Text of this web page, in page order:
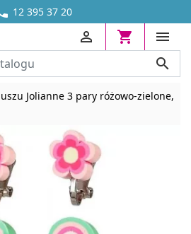
12 395 37 20
OD 13,70 ZŁ




Jolianne 3 pary różowo-zielone,